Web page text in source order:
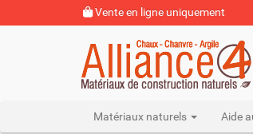
Vente en ligne uniquement
Matériaux naturels Aide